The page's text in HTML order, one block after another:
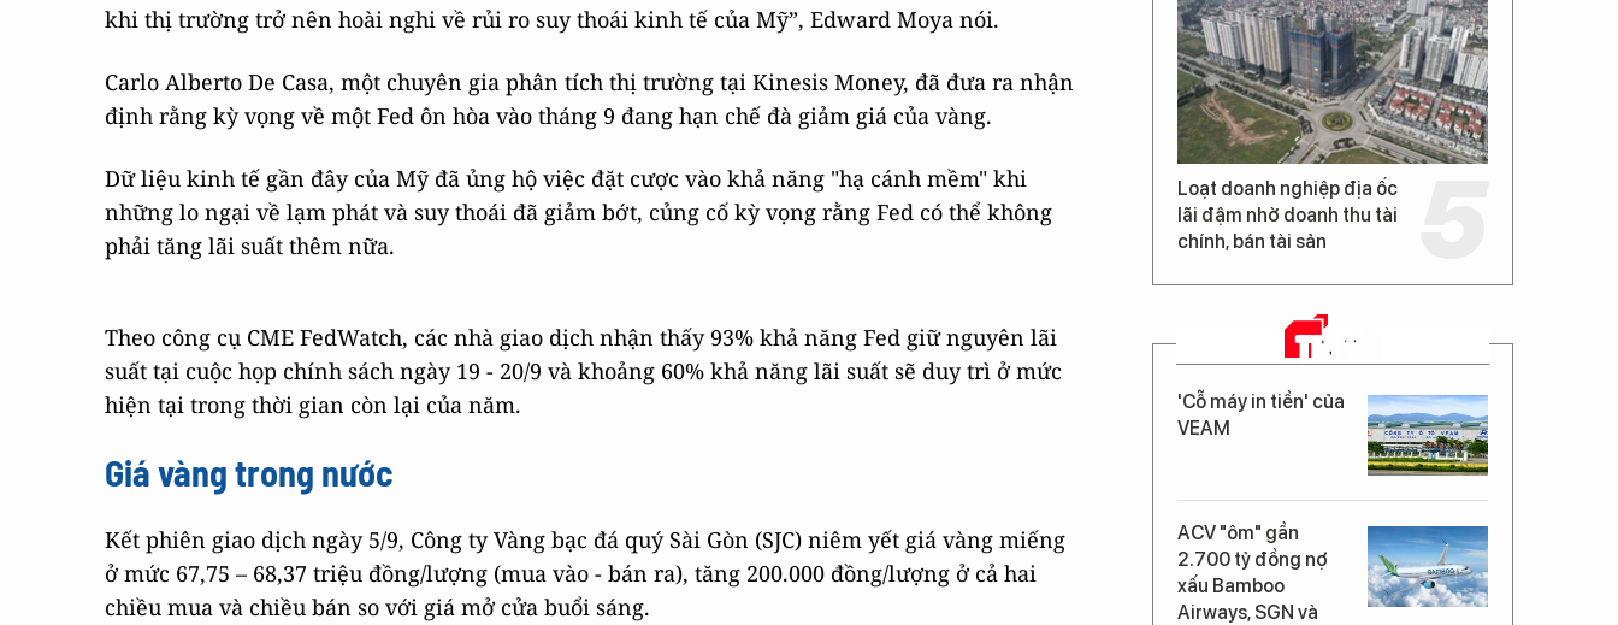
khi thị trường trở nên hoài nghi về rủi ro suy thoái kinh tế của Mỹ”, Edward Moya nói.
Carlo Alberto De Casa, một chuyên gia phân tích thị trường tại Kinesis Money, đã đưa ra nhận
định rằng kỳ vọng về một Fed ôn hòa vào tháng 9 đang hạn chế đà giảm giá của vàng.
Dữ liệu kinh tế gần đây của Mỹ đã ủng hộ việc đặt cược vào khả năng "hạ cánh mềm" khi
những lo ngại về lạm phát và suy thoái đã giảm bớt, củng cố kỳ vọng rằng Fed có thể không
phải tăng lãi suất thêm nữa.
Theo công cụ CME FedWatch, các nhà giao dịch nhận thấy 93% khả năng Fed giữ nguyên lãi
suất tại cuộc họp chính sách ngày 19 - 20/9 và khoảng 60% khả năng lãi suất sẽ duy trì ở mức
hiện tại trong thời gian còn lại của năm.
Giá vàng trong nước
Kết phiên giao dịch ngày 5/9, Công ty Vàng bạc đá quý Sài Gòn (SJC) niêm yết giá vàng miếng
ở mức 67,75 – 68,37 triệu đồng/lượng (mua vào - bán ra), tăng 200.000 đồng/lượng ở cả hai
chiều mua và chiều bán so với giá mở cửa buổi sáng.
Loạt doanh nghiệp địa ốc
lãi đậm nhờ doanh thu tài
chính, bán tài sản
TIN MỚI
'Cỗ máy in tiền' của
VEAM
ACV "ôm" gần
2.700 tỷ đồng nợ
xấu Bamboo
Airways, SGN và